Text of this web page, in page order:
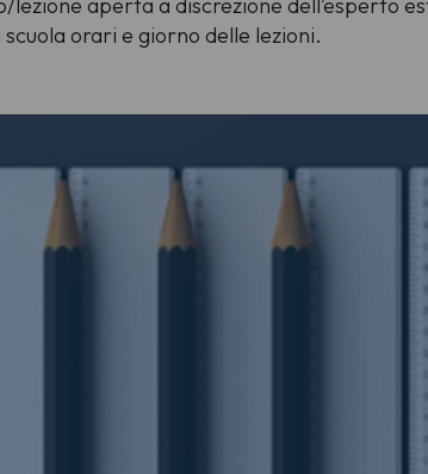
orari e giorno delle lezioni.